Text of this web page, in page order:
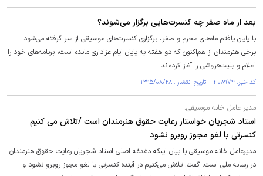
بعد از ماه صفر چه کنسرت‌هایی برگزار می‌شوند؟
با پایان یافتم ماه‌های محرم و صفر، برگزاری کنسرت‌های موسیقی از سر گرفته می‌شود.
برخی هنرمندان از هم‌اکنون که دو هفته به پایان ایام عزاداری مانده است، برنامه‌های خود را
اعلام و بلیت‌فروشی را آغاز کرده‌اند.
کد خبر: ۴۰۸۹۷۴ تاریخ انتشار : ۱۳۹۵/۰۸/۲۸
مدیر عامل خانه موسیقی:
استاد شجریان خواستار رعایت حقوق هنرمندان است /تلاش می کنیم
کنسرتی با لغو مجوز روبرو نشود
مدیرعامل خانه موسیقی با بیان اینکه دغدغه اصلی استاد شجریان رعایت حقوق هنرمندان
در رسانه ملی است، گفت: تلاش می‌کنیم در آینده کنسرتی با لغو مجوز روبرو نشود و